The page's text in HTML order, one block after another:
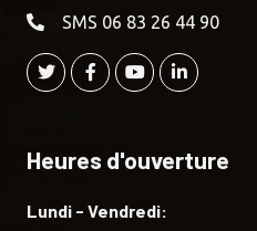
SMS 06 83 26 44 90
Heures d'ouverture
Lundi - Vendredi: